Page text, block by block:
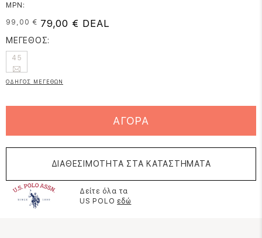
MPN:
99,00 € 79,00 € DEAL
ΜΕΓΕΘΟΣ:
45
ΟΔΗΓΟΣ ΜΕΓΕΘΩΝ
ΑΓΟΡΑ
ΔΙΑΘΕΣΙΜΟΤΗΤΑ ΣΤΑ ΚΑΤΑΣΤΗΜΑΤΑ
Δείτε όλα τα
US POLO εδώ